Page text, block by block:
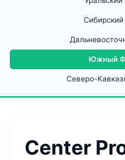
Южный
Северо-
Center